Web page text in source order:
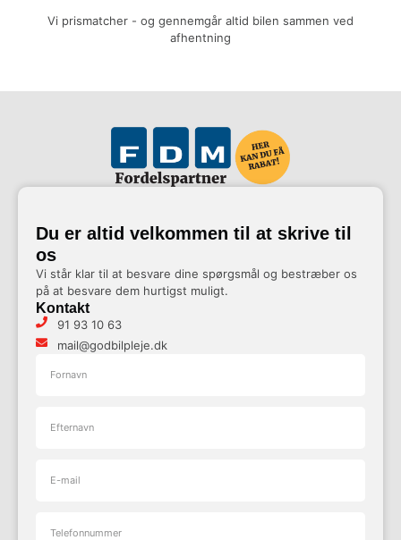
Vi prismatcher - og gennemgår altid bilen sammen ved
afhentning
Du er altid velkommen til at skrive til
os
Vi står klar til at besvare dine spørgsmål og bestræber os
på at besvare dem hurtigst muligt.
Kontakt
91 93 10 63
mail@godbilpleje.dk